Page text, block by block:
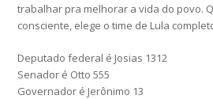
trabalhar pra melhorar a vida do povo.
consciente, elege o time de Lula
Deputado federal é Josias 1312
Senador é Otto 555
Governador é Jerônimo 13